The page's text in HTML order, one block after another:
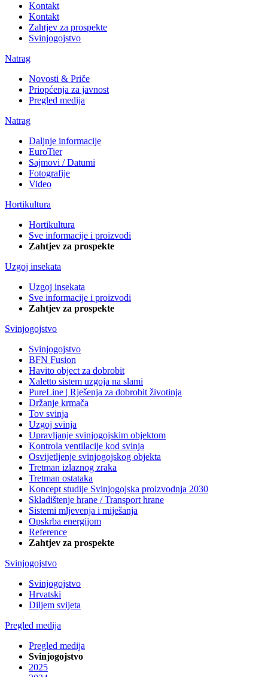
Kontakt
Kontakt
Zahtjev za prospekte
Svinjogojstvo
Natrag
Novosti & Priče
Priopćenja za javnost
Pregled medija
Natrag
Daljnje informacije
EuroTier
Sajmovi / Datumi
Fotografije
Video
Hortikultura
Hortikultura
Sve informacije i proizvodi
Zahtjev za prospekte
Uzgoj insekata
Uzgoj insekata
Sve informacije i proizvodi
Zahtjev za prospekte
Svinjogojstvo
Svinjogojstvo
BFN Fusion
Havito object za dobrobit
Xaletto sistem uzgoja na slami
PureLine | Rješenja za dobrobit životinja
Držanje krmača
Tov svinja
Uzgoj svinja
Upravljanje svinjogojskim objektom
Kontrola ventilacije kod svinja
Osvijetljenje svinjogojskog objekta
Tretman izlaznog zraka
Tretman ostataka
Koncept studije Svinjogojska proizvodnja 2030
Skladištenje hrane / Transport hrane
Sistemi mljevenja i miješanja
Opskrba energijom
Reference
Zahtjev za prospekte
Svinjogojstvo
Svinjogojstvo
Hrvatski
Diljem svijeta
Pregled medija
Pregled medija
Svinjogojstvo
2025